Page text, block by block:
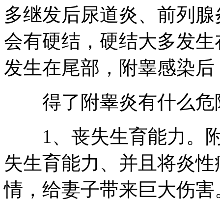
多继发后尿道炎、前列
会有硬结，硬结大多发
发生在尾部，附睾感染
得了附睾炎有什么危
1、丧失生育能力。附
失生育能力、并且将炎
情，给妻子带来巨大伤害